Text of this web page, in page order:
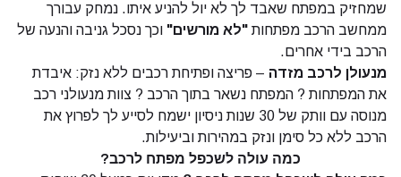
שמחזיק במפתח שאבד לך לא יול להניע איתו. נמחק עבורך
ממחשב הרכב מפתחות "לא מורשים" וכך נסכל גניבה והנעה של
הרכב בידי אחרים.
מנעולן לרכב מזדה – פריצה ופתיחת רכבים ללא נזק: איבדת
את המפתחות ? המפתח נשאר בתוך הרכב ? צוות מנעולני רכב
מנוסה עם וותק של 30 שנות ניסיון ישמח לסייע לך לפרוץ את
הרכב ללא כל סימן ונזק במהירות וביעילות.
כמה עולה לשכפל מפתח לרכב?